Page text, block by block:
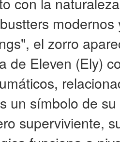
el zorro
de Eleven (Ely)
un símbolo de
superviviente,